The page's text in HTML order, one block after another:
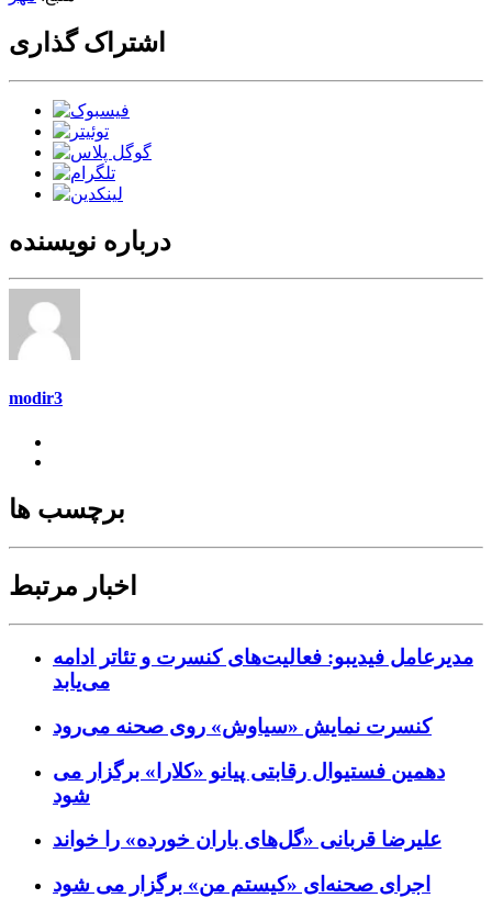
اشتراک گذاری
درباره نویسنده
modir3
برچسب ها
اخبار مرتبط
مدیرعامل فیدیبو: فعالیت‌های کنسرت و تئاتر ادامه
می‌یابد
کنسرت‌ نمایش «سیاوش» روی صحنه می‌رود
دهمین فستیوال رقابتی پیانو «کلارا» برگزار می
شود
علیرضا قربانی «گل‌های باران خورده» را خواند
اجرای صحنه‌ای «کیستم من» برگزار می شود